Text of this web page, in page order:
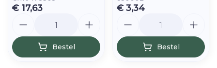
€ 17,63
Bestel
€ 3,34
Bestel